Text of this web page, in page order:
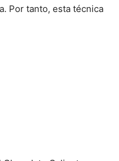
Por tanto, esta técnica